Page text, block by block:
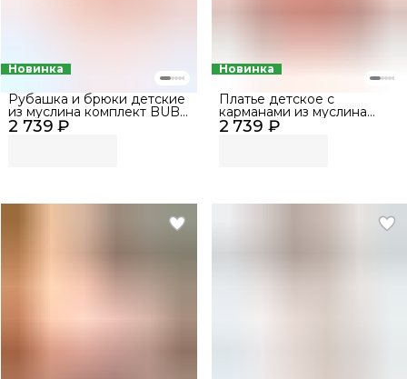
Новинка
2 739 ₽
Рубашка и брюки детские
из муслина комплект BUBA
KIDS, Ягодная поляна, р.
68-74
Новинка
2 739 ₽
Платье детское с
карманами из муслина
BUBA KIDS, Ягодная
поляна, р. 68-74